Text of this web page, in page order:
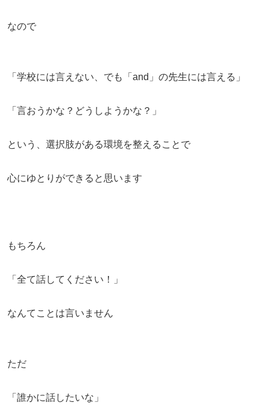
なので
「学校には言えない、でも「and」の先生には言える」
「言おうかな？どうしようかな？」
という、選択肢がある環境を整えることで
心にゆとりができると思います
もちろん
「全て話してください！」
なんてことは言いません
ただ
「誰かに話したいな」